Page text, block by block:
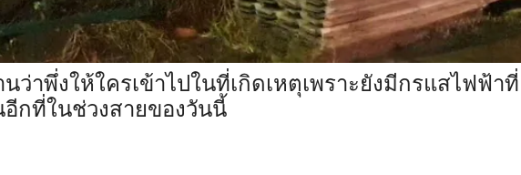
นว่าพึ่งให้ใครเข้าไปในที่เกิดเหตุเพราะยังมีกรแสไฟฟ้
กที่ในช่วงสายของวันนี้